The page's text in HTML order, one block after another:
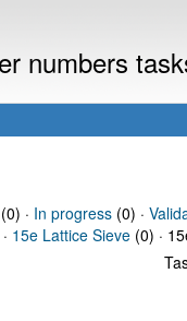
numbers
· In progress(0) ·
15e Lattice Sieve (0) ·